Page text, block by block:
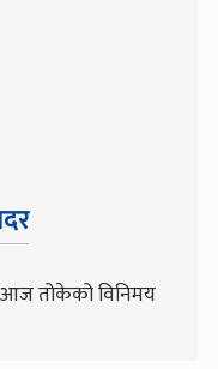
आज तोकेको विनिमय